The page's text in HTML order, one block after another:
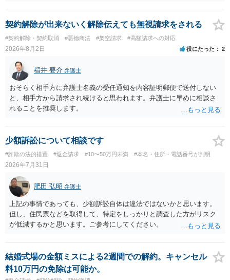
契約解除が出来ないく解除伝えても無視請求をされる
#契約解除・契約取消 #悪徳商法 #架空請求 #高額請求への対応
2026年8月2日 役にたった 2
稲井 要介 弁護士
おそらく相手方に弁護士名義の受任通知を内容証明郵便で送付しない
と、相手方から請求され続けると思われます。弁護士に早めに相談さ
れることを推奨します。
少額訴訟について相談です
#詐欺の法的措置 #返金請求 #10〜50万円未満 #本名・住所・電話番号が判明
2026年7月31日
肥田 弘昭 弁護士
上記の事情であっても、少額訴訟自体は違法ではないかと思います。
但し、住民票などを取得して、特定をしっかりと調査した方がリスク
が低減するかと思います。ご参考にしてください。
結婚式場の金額ミスによる2週間での解約。キャンセル
料10万円の免除は可能か。